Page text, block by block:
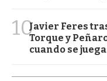
10Javier Feres
Torque y
cuando se